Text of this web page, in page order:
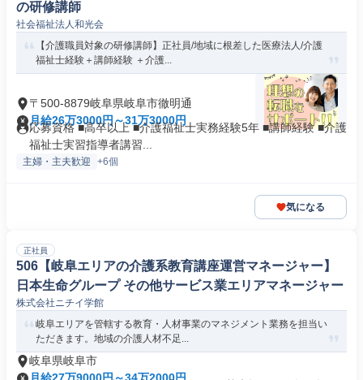
の研修講師
社会福祉法人和光会
【介護職員対象の研修講師】正社員/地域に根差した医療法人/介護
福祉士経験＋講師経験 ＋介護...
〒500-8879岐阜県岐阜市徹明通
月給26万3000円～31万3000円
応募資格 ■高卒以上 ■介護福祉士実務経験5年 ■講師経験 ■介護
福祉士実習指導者講習...
主婦・主夫歓迎 +6個
気になる
正社員
506【岐阜エリアの介護系教育講座運営マネージャー】
日本生命グループ その他サービス業エリアマネージャー
株式会社ニチイ学館
岐阜エリアを管轄する教育・人材事業のマネジメント業務を担当い
ただきます。地域の介護人材不足...
岐阜県岐阜市